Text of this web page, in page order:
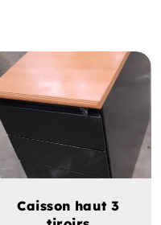
Caisson haut 3